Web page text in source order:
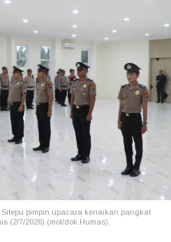
pimpin upacara kenaikan pangkat
(2/7/2026).(mol/dok.Humas).